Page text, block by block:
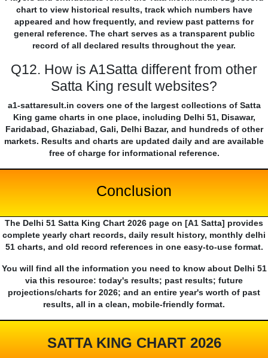
chart to view historical results, track which numbers have
appeared and how frequently, and review past patterns for
general reference. The chart serves as a transparent public
record of all declared results throughout the year.
Q12. How is A1Satta different from other
Satta King result websites?
a1-sattaresult.in covers one of the largest collections of Satta
King game charts in one place, including Delhi 51, Disawar,
Faridabad, Ghaziabad, Gali, Delhi Bazar, and hundreds of other
markets. Results and charts are updated daily and are available
free of charge for informational reference.
Conclusion
The Delhi 51 Satta King Chart 2026 page on [A1 Satta] provides
complete yearly chart records, daily result history, monthly delhi
51 charts, and old record references in one easy-to-use format.
You will find all the information you need to know about Delhi 51
via this resource: today's results; past results; future
projections/charts for 2026; and an entire year's worth of past
results, all in a clean, mobile-friendly format.
SATTA KING CHART 2026